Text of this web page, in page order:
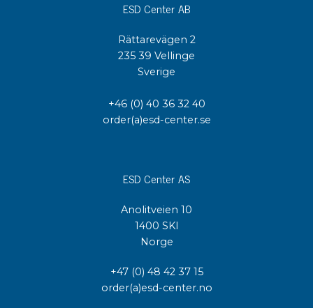
ESD Center AB
Rättarevägen 2
235 39 Vellinge
Sverige
+46 (0) 40 36 32 40
order(a)esd-center.se
ESD Center AS
Anolitveien 10
1400 SKI
Norge
+47 (0) 48 42 37 15
order(a)esd-center.no